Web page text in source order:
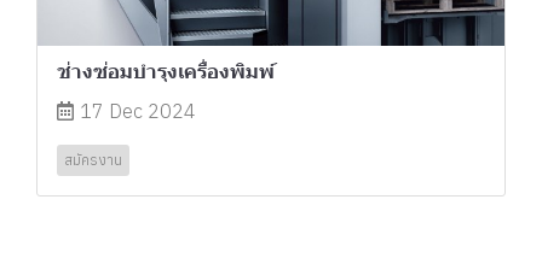
ช่างซ่อมบำรุงเครื่องพิมพ์
17 Dec 2024
สมัครงาน